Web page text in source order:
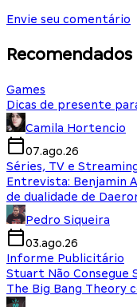
Envie seu comentário
Games
Dicas de presente
Camila Hortencio
07.ago.26
Séries, TV e
Entrevista: Benjamin
de dualidade de
Pedro Siqueira
03.ago.26
Informe Publicitário
Stuart Não Consegue
The Big Bang Theory